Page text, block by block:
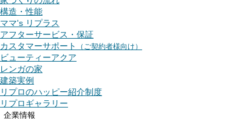
無料査定
土地活用のお問い合わせ
物件リクエスト
戸建検索
土地検索
マンション検索
エミネックス
リプロの家づくり
家づくりの流れ
構造・性能
構造・性能
ママ's リプラス
アフターサービス・保証
カスタマーサポート
（ご契約者様向け）
ビューティーアクア
レンガの家
建築実例
リプロのハッピー紹介制度
リプロギャラリー
企業情報